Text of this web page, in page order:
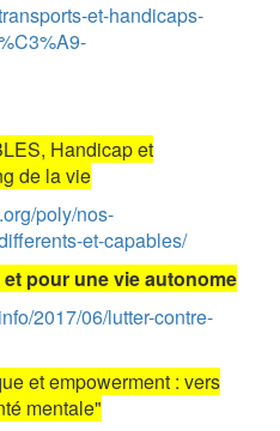
et-handicaps-
Handicap et
de la vie
poly/nos-
et-capables/
pour une vie autonome
2017/06/lutter-contre-
et empowerment : vers
mentale"